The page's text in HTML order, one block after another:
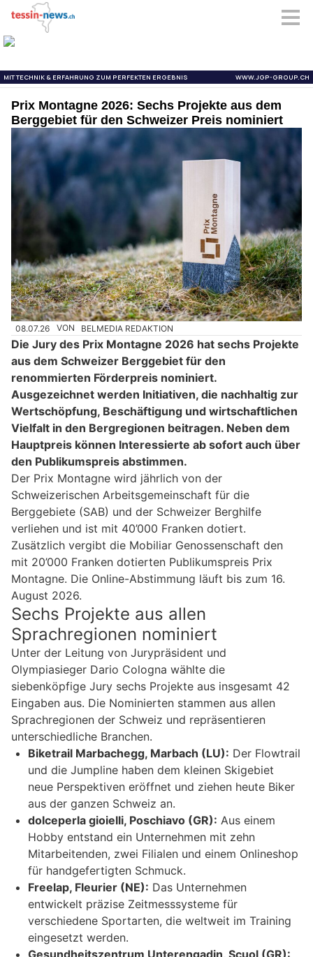
Prix Montagne 2026: Sechs Projekte aus dem
Berggebiet für den Schweizer Preis nominiert
08.07.26 VON BELMEDIA REDAKTION
Die Jury des Prix Montagne 2026 hat sechs Projekte
aus dem Schweizer Berggebiet für den
renommierten Förderpreis nominiert.
Ausgezeichnet werden Initiativen, die nachhaltig zur
Wertschöpfung, Beschäftigung und wirtschaftlichen
Vielfalt in den Bergregionen beitragen. Neben dem
Hauptpreis können Interessierte ab sofort auch über
den Publikumspreis abstimmen.
Der Prix Montagne wird jährlich von der
Schweizerischen Arbeitsgemeinschaft für die
Berggebiete (SAB) und der Schweizer Berghilfe
verliehen und ist mit 40’000 Franken dotiert.
Zusätzlich vergibt die Mobiliar Genossenschaft den
mit 20’000 Franken dotierten Publikumspreis Prix
Montagne. Die Online-Abstimmung läuft bis zum 16.
August 2026.
Sechs Projekte aus allen
Sprachregionen nominiert
Unter der Leitung von Jurypräsident und
Olympiasieger Dario Cologna wählte die
siebenköpfige Jury sechs Projekte aus insgesamt 42
Eingaben aus. Die Nominierten stammen aus allen
Sprachregionen der Schweiz und repräsentieren
unterschiedliche Branchen.
Biketrail Marbachegg, Marbach (LU): Der Flowtrail
und die Jumpline haben dem kleinen Skigebiet
neue Perspektiven eröffnet und ziehen heute Biker
aus der ganzen Schweiz an.
dolceperla gioielli, Poschiavo (GR): Aus einem
Hobby entstand ein Unternehmen mit zehn
Mitarbeitenden, zwei Filialen und einem Onlineshop
für handgefertigten Schmuck.
Freelap, Fleurier (NE): Das Unternehmen
entwickelt präzise Zeitmesssysteme für
verschiedene Sportarten, die weltweit im Training
eingesetzt werden.
Gesundheitszentrum Unterengadin, Scuol (GR):